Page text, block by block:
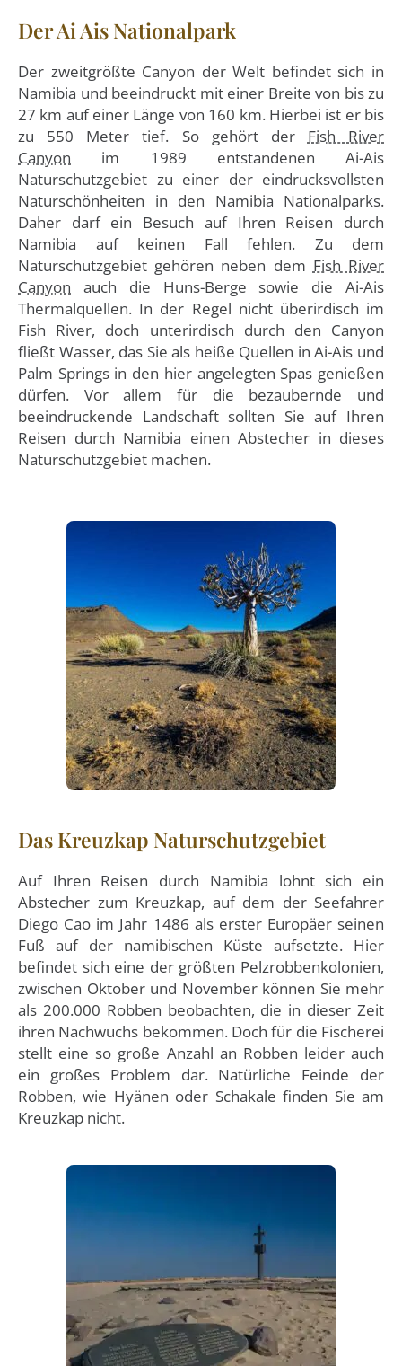
Der Ai Ais Nationalpark
Der zweitgrößte Canyon der Welt befindet sich in
Namibia und beeindruckt mit einer Breite von bis zu
27 km auf einer Länge von 160 km. Hierbei ist er bis
zu 550 Meter tief. So gehört der Fish River
Canyon im 1989 entstandenen Ai-Ais
Naturschutzgebiet zu einer der eindrucksvollsten
Naturschönheiten in den Namibia Nationalparks.
Daher darf ein Besuch auf Ihren Reisen durch
Namibia auf keinen Fall fehlen. Zu dem
Naturschutzgebiet gehören neben dem Fish River
Canyon auch die Huns-Berge sowie die Ai-Ais
Thermalquellen. In der Regel nicht überirdisch im
Fish River, doch unterirdisch durch den Canyon
fließt Wasser, das Sie als heiße Quellen in Ai-Ais und
Palm Springs in den hier angelegten Spas genießen
dürfen. Vor allem für die bezaubernde und
beeindruckende Landschaft sollten Sie auf Ihren
Reisen durch Namibia einen Abstecher in dieses
Naturschutzgebiet machen.
Das Kreuzkap Naturschutzgebiet
Auf Ihren Reisen durch Namibia lohnt sich ein
Abstecher zum Kreuzkap, auf dem der Seefahrer
Diego Cao im Jahr 1486 als erster Europäer seinen
Fuß auf der namibischen Küste aufsetzte. Hier
befindet sich eine der größten Pelzrobbenkolonien,
zwischen Oktober und November können Sie mehr
als 200.000 Robben beobachten, die in dieser Zeit
ihren Nachwuchs bekommen. Doch für die Fischerei
stellt eine so große Anzahl an Robben leider auch
ein großes Problem dar. Natürliche Feinde der
Robben, wie Hyänen oder Schakale finden Sie am
Kreuzkap nicht.